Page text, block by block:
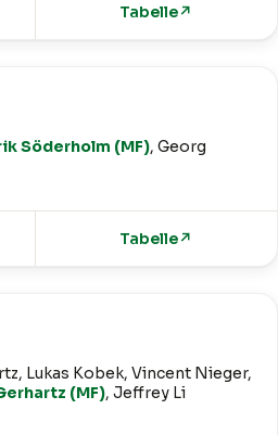
Tabelle↗
Söderholm (MF), Georg
Tabelle↗
Lukas Kobek, Vincent Nieger,
(MF), Jeffrey Li